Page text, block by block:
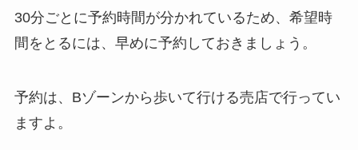
30分ごとに予約時間が分かれているため、希望時
間をとるには、早めに予約しておきましょう。
予約は、Bゾーンから歩いて行ける売店で行ってい
ますよ。